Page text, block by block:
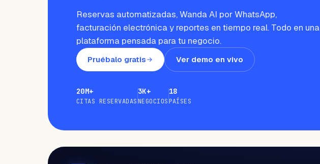
Reservas automatizadas, Wanda AI por WhatsApp,
facturación electrónica y reportes en tiempo real. Todo en una
plataforma pensada para tu negocio.
Pruébalo gratis Ver demo en vivo
20M+
CITAS RESERVADAS
3K+
NEGOCIOS
18
PAÍSES